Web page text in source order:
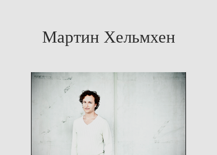
Мартин Хельмхен